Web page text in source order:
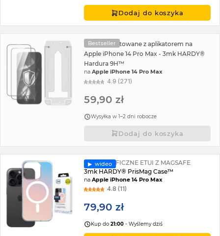
Dodaj do koszyka
Bestseller
2x Szkło hartowane z aplikatorem na
Apple iPhone 14 Pro Max - 3mk HARDY®
Hardura 9H™
naApple iPhone 14 Pro Max
4.9 (271)
59,90 zł
Wysyłka w 1–2 dni robocze
Dodaj do koszyka
▶︎ wideo
HOLOGRAFICZNE ETUI Z MAGSAFE
3mk HARDY® PrisMag Case™
naApple iPhone 14 Pro Max
4.8 (11)
79,90 zł
Kup do21:00 - Wyślemy dziś